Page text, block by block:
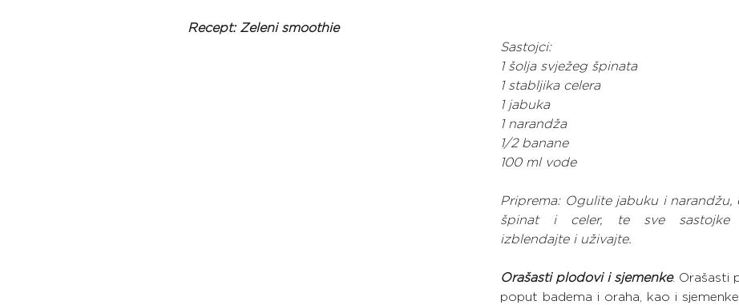
Recept: Zeleni smoothie
Sastojci:
1 šolja svježeg špinata
1 stabljika celera
1 jabuka
1 narandža
1/2 banane
100 ml vode
Priprema: Ogulite jabuku i narandžu,
špinat i celer, te sve sastojke
izblendajte i uživajte.
Orašasti plodovi i sjemenke. Orašasti
poput badema i oraha, kao i